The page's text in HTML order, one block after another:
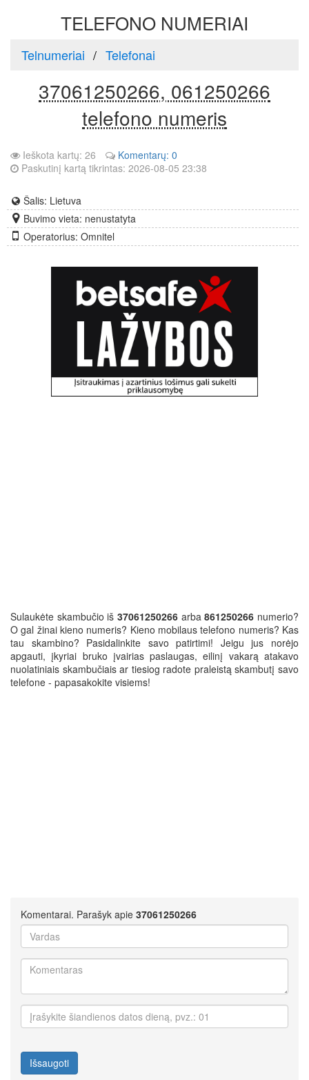
TELEFONO NUMERIAI
Telnumeriai Telefonai
37061250266, 061250266
telefono numeris
Ieškota kartų: 26
Komentarų: 0
Paskutinį kartą tikrintas: 2026-08-05 23:38
Šalis: Lietuva
Buvimo vieta: nenustatyta
Operatorius: Omnitel
Sulaukėte skambučio iš 37061250266 arba861250266 numerio?
O gal žinai kieno numeris? Kieno mobilaus telefono numeris? Kas
tau skambino? Pasidalinkite savo patirtimi! Jeigu jus norėjo
apgauti, įkyriai bruko įvairias paslaugas, eilinį vakarą atakavo
nuolatiniais skambučiais ar tiesiog radote praleistą skambutį savo
telefone - papasakokite visiems!
Komentarai. Parašyk apie 37061250266
Išsaugoti